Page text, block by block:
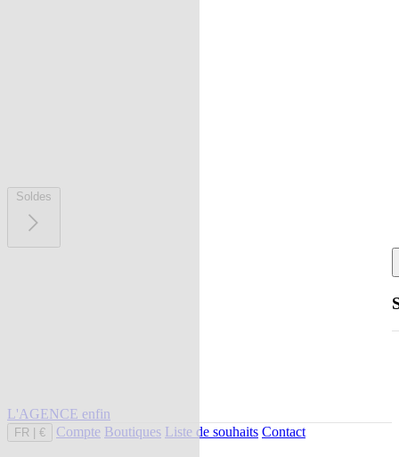
Soldes
L'AGENCE enfin
FR € Compte Boutiques Liste de souhaits Contact